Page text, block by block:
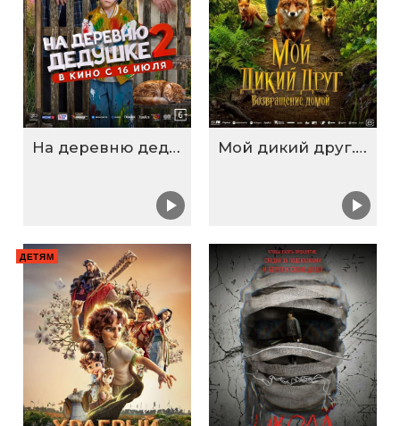
На деревню дедушке 2 Мой дикий друг. Возвращение домой
ДЕТЯМ